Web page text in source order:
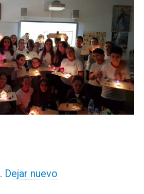
. Dejar nuevo